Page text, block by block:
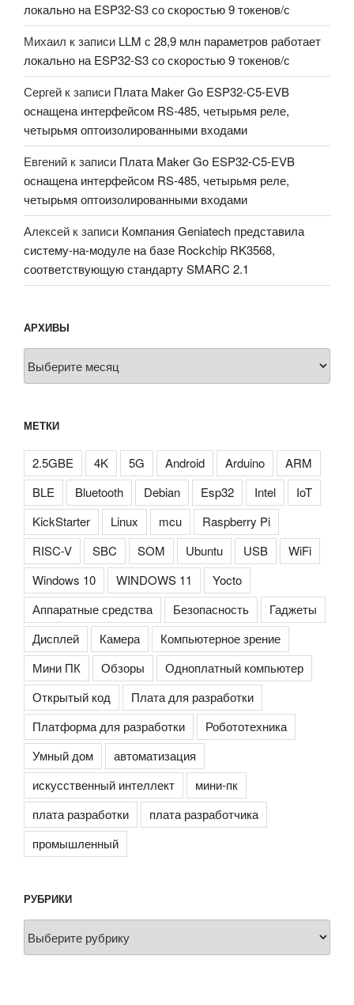
локально на ESP32-S3 со скоростью 9 токенов/с
Михаил к записи LLM с 28,9 млн параметров работает
локально на ESP32-S3 со скоростью 9 токенов/с
Сергей к записи Плата Maker Go ESP32-C5-EVB
оснащена интерфейсом RS-485, четырьмя реле,
четырьмя оптоизолированными входами
Евгений к записи Плата Maker Go ESP32-C5-EVB
оснащена интерфейсом RS-485, четырьмя реле,
четырьмя оптоизолированными входами
Алексей к записи Компания Geniatech представила
систему-на-модуле на базе Rockchip RK3568,
соответствующую стандарту SMARC 2.1
АРХИВЫ
МЕТКИ
2.5GBE 4K 5G Android Arduino
ARM
BLE
Bluetooth Debian Esp32 Intel
IoT
KickStarter
Linux mcu
Raspberry Pi
RISC-V
SBC SOM Ubuntu USB
WiFi
Windows 10
WINDOWS 11
Yocto
Аппаратные средства
Безопасность
Гаджеты
Дисплей
Камера
Компьютерное зрение
Мини ПК
Обзоры
Одноплатный компьютер
Открытый код
Плата для разработки
Платформа для разработки
Робототехника
Умный дом
автоматизация
искусственный интеллект
мини-пк
плата разработки
плата разработчика
промышленный
РУБРИКИ